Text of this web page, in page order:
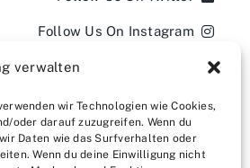
verwalten
wir Technologien wie Cookies,
oder darauf zuzugreifen. Wenn du
Daten wie das Surfverhalten oder
Wenn du deine Einwilligung nicht
Follow Us On Instagram
Follow Us On LinkedIn
Follow us on YouTube
Follow us on Pinterest